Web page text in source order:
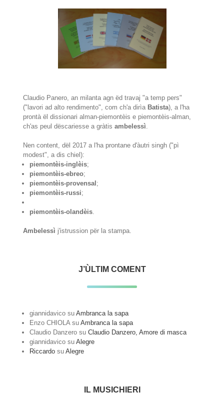
Claudio Panero, an milanta agn ëd travaj "a temp pers"
("lavori ad alto rendimento", com ch'a dirìa Batista), a l'ha
prontà ël dissionari alman-piemontèis e piemontèis-alman,
ch'as peul dëscariesse a gràtisambelessì
Nen content, dël 2017 a l'ha prontane d'àutri singh ("pì
modest", a dis chiel):
piemontèis-inglèis;
piemontèis-ebreo;
piemontèis-provensal ;
piemontèis-russi;
piemontèis-olandèis
Ambelessì j'istrussion për la stampa.
J’ÙLTIM COMENT
giannidavico suAmbranca la sapa
Enzo CHIOLA suAmbranca la sapa
Claudio Danzero suClaudio Danzero, Amore di masca
giannidavico suAlegre
Riccardo suAlegre
IL MUSICHIERI